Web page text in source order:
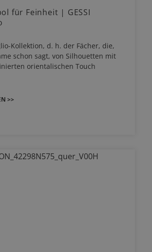
für Feinheit | GESSI
Kollektion, d. h. der Fächer, die,
schon sagt, von Silhouetten mit
orientalischen Touch
>>